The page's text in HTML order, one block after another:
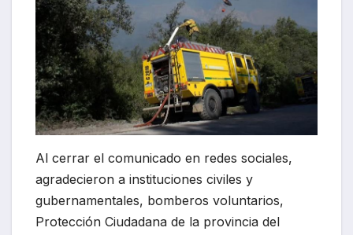
Al cerrar el comunicado en redes sociales,
agradecieron a instituciones civiles y
gubernamentales, bomberos voluntarios,
Protección Ciudadana de la provincia del